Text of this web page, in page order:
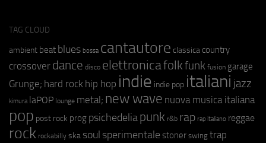
TAG CLOUD
ambient beat blues bossa cantautore classica country
crossover dance disco elettronicafolkfunk fusion garage
Grunge; hard rock hip hop indie indie pop italiani jazz
kimura laPOP lounge metal; new wave nuova musica italiana
pop post rock prog psichedeliapunk r&b rap rap italiano reggae
rock rockabilly ska soul sperimentale stoner swing trap